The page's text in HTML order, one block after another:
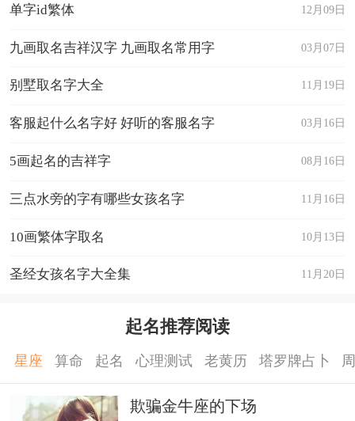
12月09日
单字id繁体
03月07日
九画取名吉祥汉字 九画取名常用字
11月19日
别墅取名字大全
03月16日
客服起什么名字好 好听的客服名字
08月16日
5画起名的吉祥字
11月16日
三点水旁的字有哪些女孩名字
10月13日
10画繁体字取名
11月20日
圣经女孩名字大全集
起名推荐阅读
星座 算命 起名 心理测试 老黄历 塔罗牌占卜
欺骗金牛座的下场